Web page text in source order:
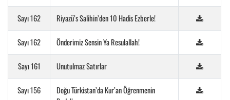
Sayı 162 Riyazü’s Salihin’den 10 Hadis Ezberle!
Sayı 162 Önderimiz Sensin Ya Resulallah!
Sayı 161 Unutulmaz Satırlar
Sayı 156
Doğu Türkistan’da Kur’an Öğrenmenin